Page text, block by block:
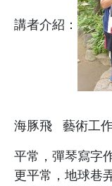
講者介紹：
海豚飛 藝術工作
平常，彈琴寫字
更平常，地球巷